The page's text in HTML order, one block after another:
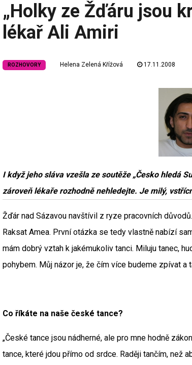
„Holky ze Žďáru jsou
lékař Ali Amiri
ROZHOVORY Helena Zelená Křížová 17.11.2008
I když jeho sláva vzešla ze soutěže „Česko hledá
zároveň lékaře rozhodně nehledejte. Je milý,
Žďár nad Sázavou navštívil z ryze pracovních
Raksat Amea. První otázka se tedy vlastně nabízí
mám dobrý vztah k jakémukoliv tanci. Miluju tanec,
pohybem. Můj názor je, že čím více budeme zpívat a
Co říkáte na naše české tance?
„České tance jsou nádherné, ale pro mne hodně
tance, které jdou přímo od srdce. Raději tančím, než